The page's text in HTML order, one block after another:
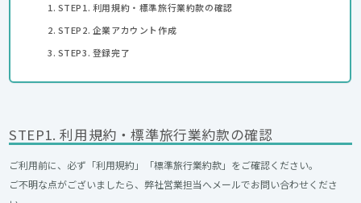
STEP1. 利用規約・標準旅行業約款の確認
STEP2. 企業アカウント作成
STEP3. 登録完了
STEP1. 利用規約・標準旅行業約款の確認
ご利用前に、必ず「利用規約」「標準旅行業約款」をご確認ください。
ご不明な点がございましたら、弊社営業担当へメールでお問い合わせくださ